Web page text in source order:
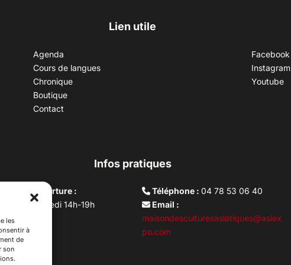
les
à
de
son
Lien utile
Agenda
Cours de langues
Chronique
Boutique
Contact
Facebook
Instagram
Youtube
Infos pratiques
d’ouverture :
au vendredi 14h-19h
10h –17h
lundi
Téléphone :04 78 53 06 40
Email :
maisondesculturesasiatiques@asiex
po.com